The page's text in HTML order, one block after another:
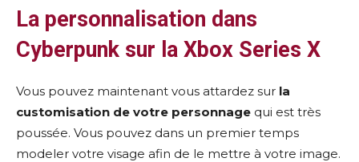
La personnalisation dans
Cyberpunk sur la Xbox Series X
Vous pouvez maintenant vous attardez sur la
customisation de votre personnage qui est très
poussée. Vous pouvez dans un premier temps
modeler votre visage afin de le mettre à votre image.